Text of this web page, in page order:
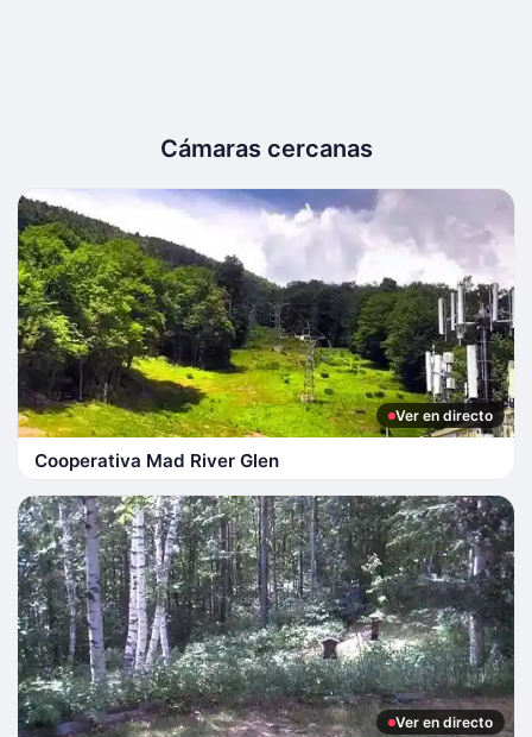
Cámaras cercanas
Ver en directo
Cooperativa Mad River Glen
Ver en directo